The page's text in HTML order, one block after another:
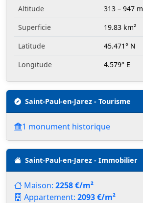
Altitude
313 – 947 m
Superficie
19.83 km²
Latitude
45.471° N
Longitude
4.579° E
Saint-Paul-en-Jarez - Tourisme
1 monument historique
Saint-Paul-en-Jarez - Immobilier
Maison: 2258 €/m²
Appartement: 2093 €/m²